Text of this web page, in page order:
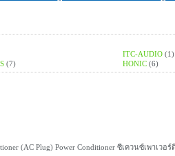
ITC-AUDIO (1)
(7) HONIC (6)
(AC Plug) Power Conditioner ซีเควนซ์เพาเว